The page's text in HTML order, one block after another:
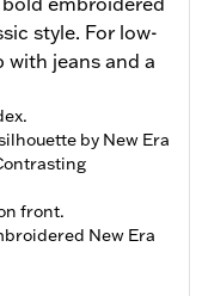
style. For low-
with jeans and a
by New Era
front.
New Era